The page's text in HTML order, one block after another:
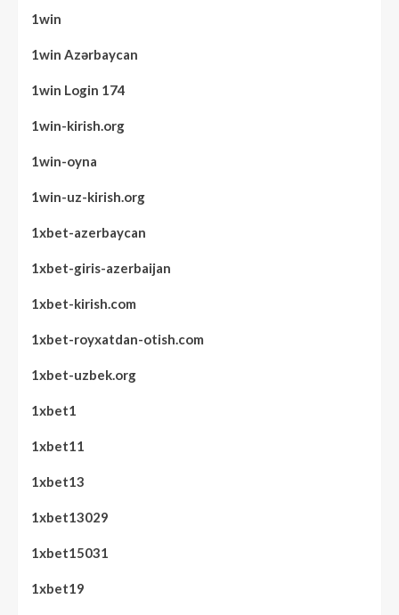
1win
1win Azərbaycan
1win Login 174
1win-kirish.org
1win-oyna
1win-uz-kirish.org
1xbet-azerbaycan
1xbet-giris-azerbaijan
1xbet-kirish.com
1xbet-royxatdan-otish.com
1xbet-uzbek.org
1xbet1
1xbet11
1xbet13
1xbet13029
1xbet15031
1xbet19